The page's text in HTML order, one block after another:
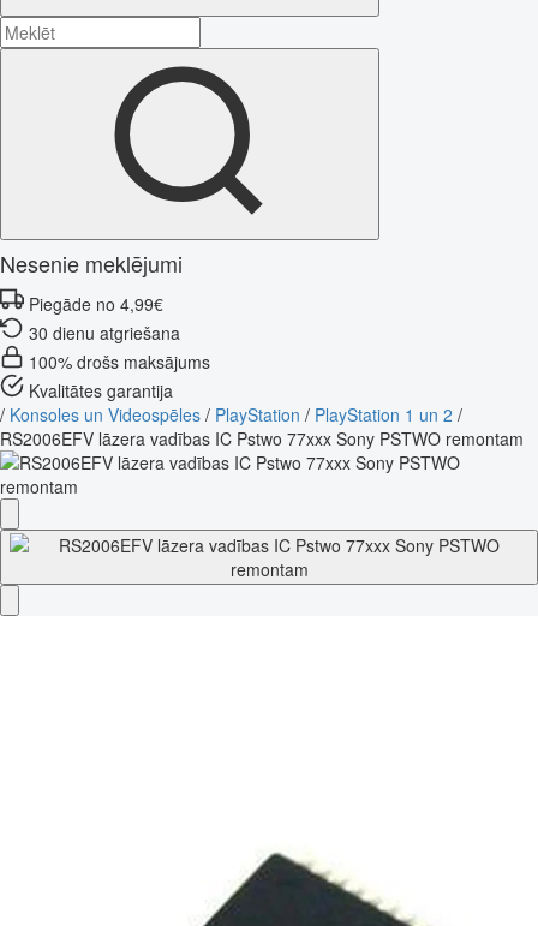
Nesenie meklējumi
Piegāde no 4,99€
30 dienu atgriešana
100% drošs maksājums
Kvalitātes garantija
/ Konsoles un Videospēles / PlayStation / PlayStation 1 un 2 /
RS2006EFV lāzera vadības IC Pstwo 77xxx Sony PSTWO remontam